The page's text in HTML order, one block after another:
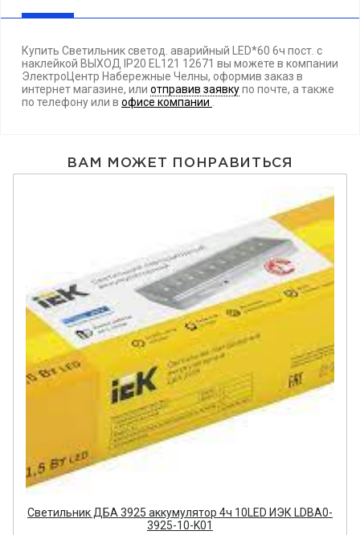
Купить Светильник светод. аварийный LED*60 6ч пост. с
наклейкой ВЫХОД IP20 EL121 12671 вы можете в компании
ЭлектроЦентр Набережные Челны, оформив заказ в
интернет магазине, или отправив заявкупо почте, а также
по телефонуили в офисе компании
ВАМ МОЖЕТ ПОНРАВИТЬСЯ
Светильник ДБА 3925 аккумулятор 4ч 10LED ИЭК LDBA0-
3925-10-K01